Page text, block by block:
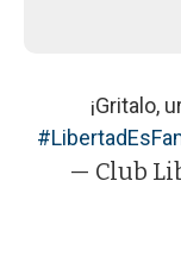
¡Gritalo,
— Club